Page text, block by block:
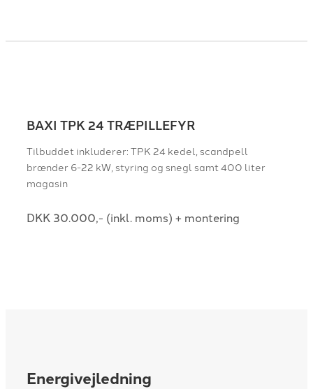
​BAXI TPK 24 TRÆPILLEFYR
Tilbuddet inkluderer: TPK 24 kedel, scandpell
brænder 6-22 kW, styring og snegl samt 400 liter
magasin
DKK 30.000,- (inkl. moms) + montering
Energivejledning